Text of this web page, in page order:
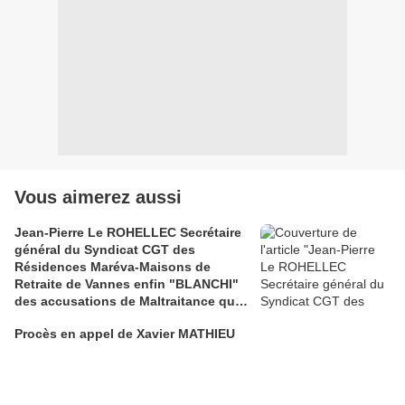
Vous aimerez aussi
Jean-Pierre Le ROHELLEC Secrétaire
général du Syndicat CGT des
Résidences Maréva-Maisons de
Retraite de Vannes enfin "BLANCHI"
des accusations de Maltraitance qui
Procès en appel de Xavier MATHIEU